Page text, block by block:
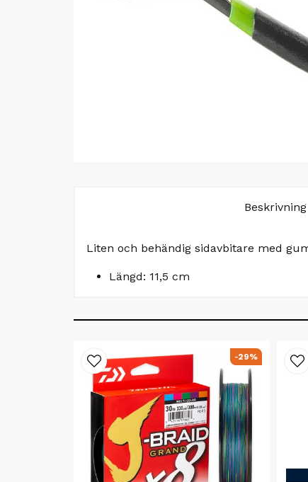
Beskrivning
Liten och behändig sidavbitare med
Längd: 11,5 cm
-29%